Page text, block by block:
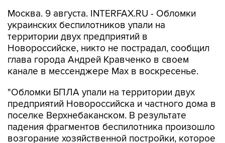
Москва. 9 августа. INTERFAX.RU - Обломки
украинских беспилотников упали на
территории двух предприятий в
Новороссийске, никто не пострадал, сообщил
глава города Андрей Кравченко в своем
канале в мессенджере Max в воскресенье.
"Обломки БПЛА упали на территории двух
предприятий Новороссийска и частного дома в
поселке Верхнебаканском. В результате
падения фрагментов беспилотника произошло
возгорание хозяйственной постройки, которое